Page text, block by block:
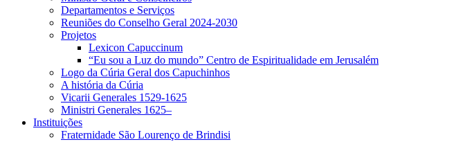
Departamentos e Serviços
Reuniões do Conselho Geral 2024-2030
Projetos
Lexicon Capuccinum
“Eu sou a Luz do mundo” Centro de Espiritualidade em Jerusalém
Logo da Cúria Geral dos Capuchinhos
A história da Cúria
Vicarii Generales 1529-1625
Ministri Generales 1625–
Instituições
Fraternidade São Lourenço de Brindisi